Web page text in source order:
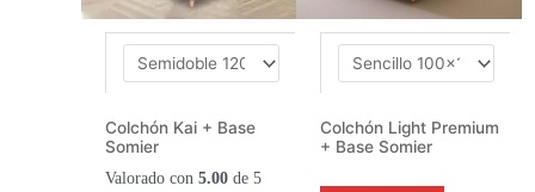
Colchón Kai + Base
Somier
Valorado con5.00 de 5
Colchón Light Premium
+ Base Somier